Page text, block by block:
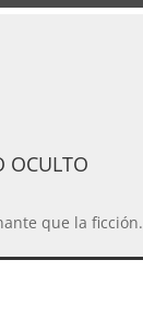
OCULTO
que la ficción.